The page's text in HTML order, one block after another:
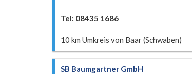
Tel: 08435 1686
10 km Umkreis von Baar (Schwaben)
SB Baumgartner GmbH